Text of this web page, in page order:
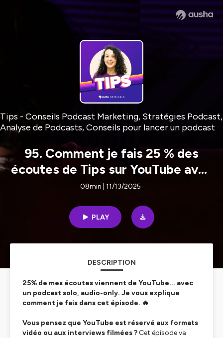
Tips - Conseils Podcast Marketing, Stratégies Podcast,
Analyse de Podcasts, Conseils pour lancer un podcast
95. Comment je fais 25 % des
écoutes de Tips sur YouTube avec
un podcast solo, audio-only
08min | 11/13/2025
PLAY
DESCRIPTION
25% de mes écoutes viennent de YouTube... avec
un podcast solo, audio-only. Je vous explique
comment je fais dans cet épisode. 🔥
Vous pensez que YouTube est réservé aux formats
vidéo ou aux interviews filmées ? Cet épisode va